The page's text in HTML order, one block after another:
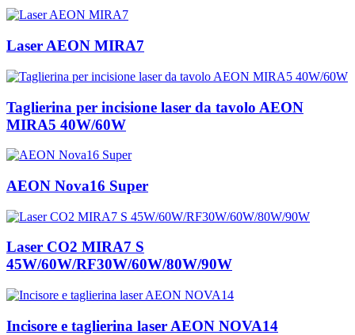
Laser AEON MIRA7
Taglierina per incisione laser da tavolo AEON
MIRA5 40W/60W
AEON Nova16 Super
Laser CO2 MIRA7 S
45W/60W/RF30W/60W/80W/90W
Incisore e taglierina laser AEON NOVA14